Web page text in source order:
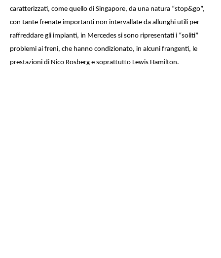
caratterizzati, come quello di Singapore, da una natura “stop&go”,
con tante frenate importanti non intervallate da allunghi utili per
raffreddare gli impianti, in Mercedes si sono ripresentati i “soliti”
problemi ai freni, che hanno condizionato, in alcuni frangenti, le
prestazioni di Nico Rosberg e soprattutto Lewis Hamilton.